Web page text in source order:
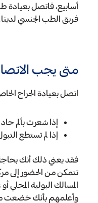
أسابيع، فاتصل بعيادة
فريق الطب الجنسي لدينا.
متى يجب الاتصال
اتصل بعيادة الجراح الخاص
إذا شعرت بألم حاد
إذا لم تستطع التبول.
فقد يعني ذلك أنك بحاجة
المسالك البولية المحلي
وأعلمهم بأنك خضعت